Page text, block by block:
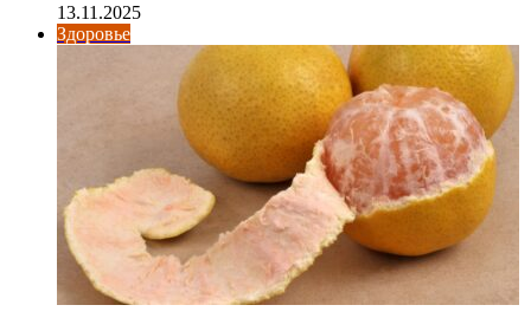
13.11.2025
Здоровье